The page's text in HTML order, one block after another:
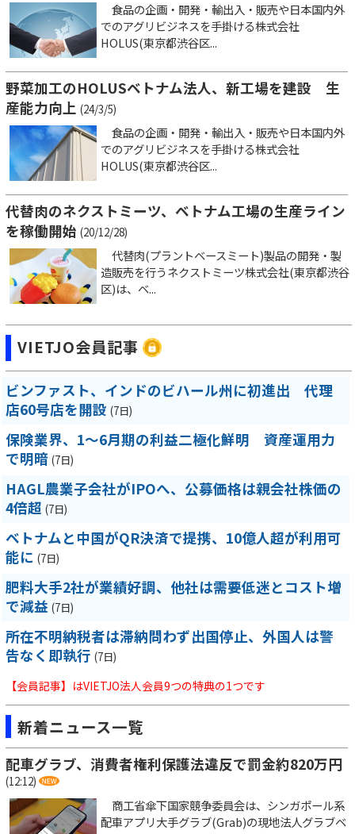
食品の企画・開発・輸出入・販売や日本国内外
でのアグリビジネスを手掛ける株式会社
HOLUS(東京都渋谷区...
野菜加工のHOLUSベトナム法人、新工場を建設 生
産能力向上 (24/3/5)
食品の企画・開発・輸出入・販売や日本国内外
でのアグリビジネスを手掛ける株式会社
HOLUS(東京都渋谷区...
代替肉のネクストミーツ、ベトナム工場の生産ライン
を稼働開始 (20/12/28)
代替肉(プラントベースミート)製品の開発・製
造販売を行うネクストミーツ株式会社(東京都渋谷
区)は、ベ...
VIETJO会員記事
ビンファスト、インドのビハール州に初進出 代理
店60号店を開設 (7日)
保険業界、1～6月期の利益二極化鮮明 資産運用力
で明暗 (7日)
HAGL農業子会社がIPOへ、公募価格は親会社株価の
4倍超 (7日)
ベトナムと中国がQR決済で提携、10億人超が利用可
能に (7日)
肥料大手2社が業績好調、他社は需要低迷とコスト増
で減益 (7日)
所在不明納税者は滞納問わず出国停止、外国人は警
告なく即執行 (7日)
【会員記事】はVIETJO法人会員9つの特典の1つです
新着ニュース一覧
配車グラブ、消費者権利保護法違反で罰金約820万円
(12:12)
商工省傘下国家競争委員会は、シンガポール系
配車アプリ大手グラブ(Grab)の現地法人グラブベ